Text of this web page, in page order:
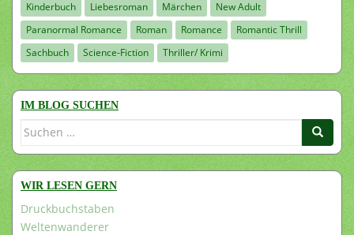
Kinderbuch
Liebesroman Märchen
New Adult
Paranormal Romance
Roman Romance
Romantic Thrill
Sachbuch
Science-Fiction Thriller/ Krimi
IM BLOG SUCHEN
Suchen
WIR LESEN GERN
Druckbuchstaben
Weltenwanderer